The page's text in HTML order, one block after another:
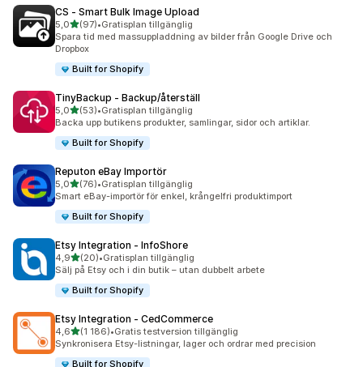
CS ‑ Smart Bulk Image Upload
5,0av 5 stjärnor
(97)
97 recensioner totalt
•Gratisplan tillgänglig
Spara tid med massuppladdning av bilder från Google Drive och
Dropbox
Built for Shopify
TinyBackup ‑ Backup/återställ
5,0av 5 stjärnor
(53)
53 recensioner totalt
•Gratisplan tillgänglig
Backa upp butikens produkter, samlingar, sidor och artiklar.
Built for Shopify
Reputon eBay Importör
5,0av 5 stjärnor
(76)
76 recensioner totalt
•Gratisplan tillgänglig
Smart eBay-importör för enkel, krångelfri produktimport
Built for Shopify
Etsy Integration ‑ InfoShore
4,9av 5 stjärnor
(20)
20 recensioner totalt
•Gratisplan tillgänglig
Sälj på Etsy och i din butik – utan dubbelt arbete
Built for Shopify
Etsy Integration ‑ CedCommerce
4,6av 5 stjärnor
(1 186)
1186 recensioner totalt
•Gratis testversion tillgänglig
Synkronisera Etsy-listningar, lager och ordrar med precision
Built for Shopify